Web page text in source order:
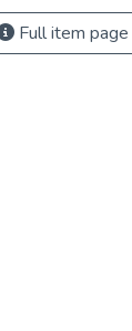
Full item page